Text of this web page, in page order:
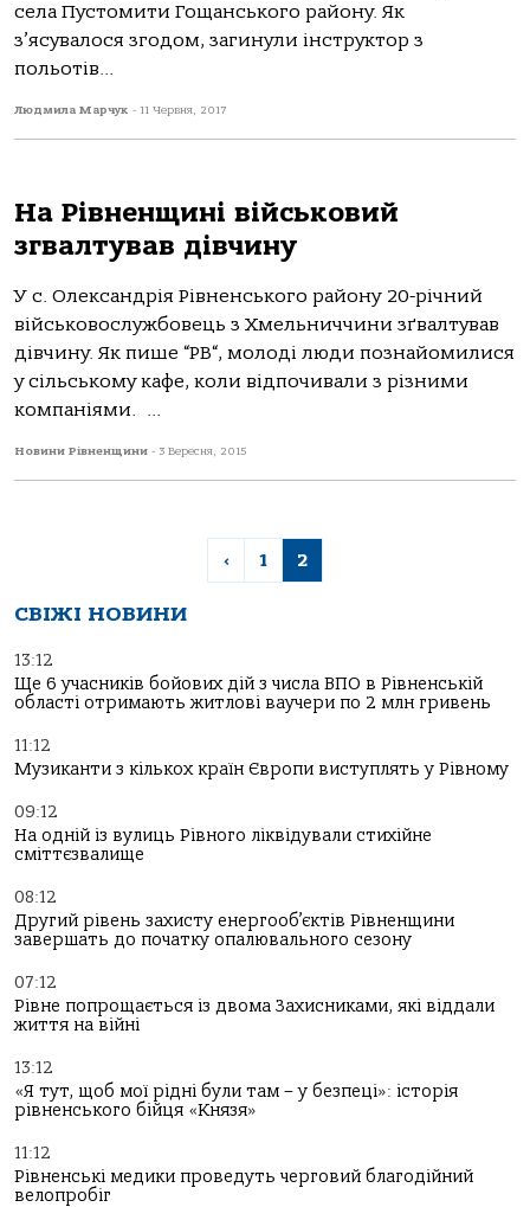
села Пустомити Гощанського району. Як
з’ясувалося згодом, загинули інструктор з
польотів...
Людмила Марчук - 11 Червня, 2017
На Рівненщині військовий
згвалтував дівчину
У с. Олександрія Рівненського району 20-річний
військовослужбовець з Хмельниччини зґвалтував
дівчину. Як пише “РВ“, молоді люди познайомилися
у сільському кафе, коли відпочивали з різними
компаніями. ...
Новини Рівненщини - 3 Вересня, 2015
‹ 1 2
СВІЖІ НОВИНИ
13:12
Ще 6 учасників бойових дій з числа ВПО в Рівненській
області отримають житлові ваучери по 2 млн гривень
11:12
Музиканти з кількох країн Європи виступлять у Рівному
09:12
На одній із вулиць Рівного ліквідували стихійне
сміттєзвалище
08:12
Другий рівень захисту енергооб’єктів Рівненщини
завершать до початку опалювального сезону
07:12
Рівне попрощається із двома Захисниками, які віддали
життя на війні
13:12
«Я тут, щоб мої рідні були там – у безпеці»: історія
рівненського бійця «Князя»
11:12
Рівненські медики проведуть черговий благодійний
велопробіг